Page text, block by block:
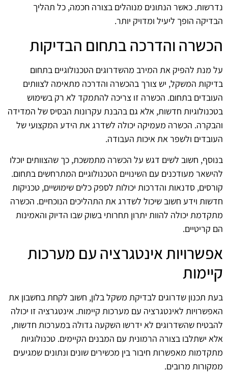
נדרשות. כאשר הנתונים מנוהלים בצורה חכמה, כל תהליך
הבדיקה הופך ליעיל ומדויק יותר.
הכשרה והדרכה בתחום הבדיקות
על מנת להפיק את המירב מהשדרוגים הטכנולוגיים בתחום
בדיקות המשקל, יש צורך בהכשרה והדרכה מתאימה לצוותים
העובדים בתחום. הכשרה זו צריכה להתמקד לא רק בשימוש
בטכנולוגיות חדשות, אלא גם בהבנת עקרונות הבסיס של המדידה
והבקרה. הכשרה מעמיקה יכולה לשדרג את הידע המקצועי של
העובדים ולשפר את איכות העבודה.
בנוסף, חשוב לשים דגש על הכשרה מתמשכת, כך שהצוותים יוכלו
להישאר מעודכנים עם השינויים הטכנולוגיים המתרחשים בתחום.
קורסים, סדנאות והדרכות יכולות לספק כלים שימושיים, טכניקות
חדשות וידע חשוב שיכול לשדרג את התהליכים הנוכחיים. הכשרה
מתקדמת יכולה להוות יתרון תחרותי בשוק שבו הדיוק והאמינות
הם קריטיים.
אפשרויות אינטגרציה עם מערכות
קיימות
בעת תכנון שדרוגים לבדיקת משקל בלון, חשוב לקחת בחשבון את
האפשרויות לאינטגרציה עם מערכות קיימות. אינטגרציה זו יכולה
להבטיח שהשדרוגים לא ידרשו השקעה גדולה במערכות חדשות,
אלא ישתלבו בצורה הרמונית עם המבנים הקיימים. טכנולוגיות
מתקדמות מאפשרות חיבור בין מכשירים שונים ונתונים שמגיעים
ממקורות מרובים.